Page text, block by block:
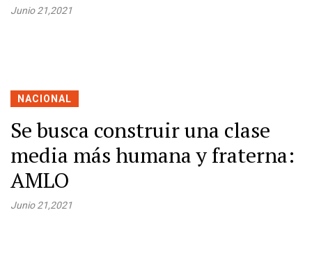
Junio 21,2021
NACIONAL
Se busca construir una clase
media más humana y fraterna:
AMLO
Junio 21,2021